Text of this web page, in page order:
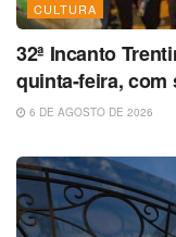
CULTURA
32ª Incanto
quinta-feira, com
6 DE AGOSTO DE 2026